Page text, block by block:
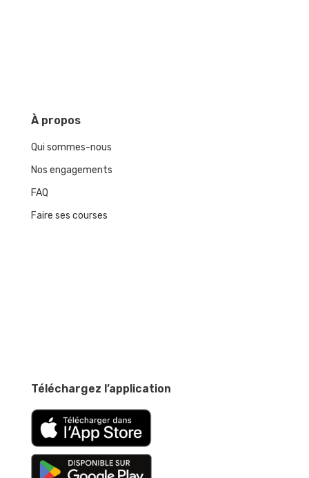
Àpropos
Qui sommes-nous
Nos engagements
FAQ
Faire ses courses
Téléchargez l’application